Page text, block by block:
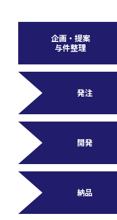
企画・提案
与件整理
発注
開発
納品